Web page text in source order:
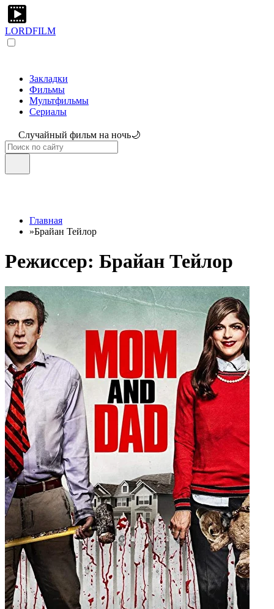
LORDFILM
Закладки
Фильмы
Мультфильмы
Сериалы
Случайный фильм на ночь🌙
Главная
»Брайан Тейлор
Режиссер: Брайан Тейлор